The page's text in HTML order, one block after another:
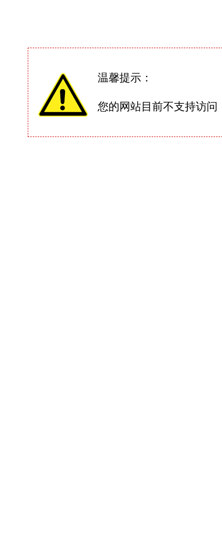
温馨提示：
您的网站目前不支持访